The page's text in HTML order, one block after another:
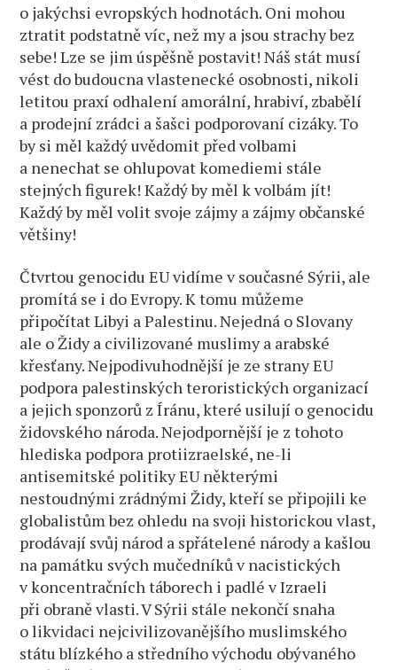
o jakýchsi evropských hodnotách. Oni mohou
ztratit podstatně víc, než my a jsou strachy bez
sebe! Lze se jim úspěšně postavit! Náš stát musí
vést do budoucna vlastenecké osobnosti, nikoli
letitou praxí odhalení amorální, hrabiví, zbabělí
a prodejní zrádci a šašci podporovaní cizáky. To
by si měl každý uvědomit před volbami
a nenechat se ohlupovat komediemi stále
stejných figurek! Každý by měl k volbám jít!
Každý by měl volit svoje zájmy a zájmy občanské
většiny!
Čtvrtou genocidu EU vidíme v současné Sýrii, ale
promítá se i do Evropy. K tomu můžeme
připočítat Libyi a Palestinu. Nejedná o Slovany
ale o Židy a civilizované muslimy a arabské
křesťany. Nejpodivuhodnější je ze strany EU
podpora palestinských teroristických organizací
a jejich sponzorů z Íránu, které usilují o genocidu
židovského národa. Nejodpornější je z tohoto
hlediska podpora protiizraelské, ne-li
antisemitské politiky EU některými
nestoudnými zrádnými Židy, kteří se připojili ke
globalistům bez ohledu na svoji historickou vlast,
prodávají svůj národ a spřátelené národy a kašlou
na památku svých mučedníků v nacistických
v koncentračních táborech i padlé v Izraeli
při obraně vlasti. V Sýrii stále nekončí snaha
o likvidaci nejcivilizovanějšího muslimského
státu blízkého a středního východu obývaného